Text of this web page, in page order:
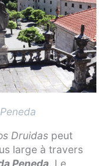
Druidas peut
large à travers
Peneda. Le